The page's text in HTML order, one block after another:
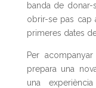
banda de
obrir-se pas cap
primeres dates
Per
prepara una
una